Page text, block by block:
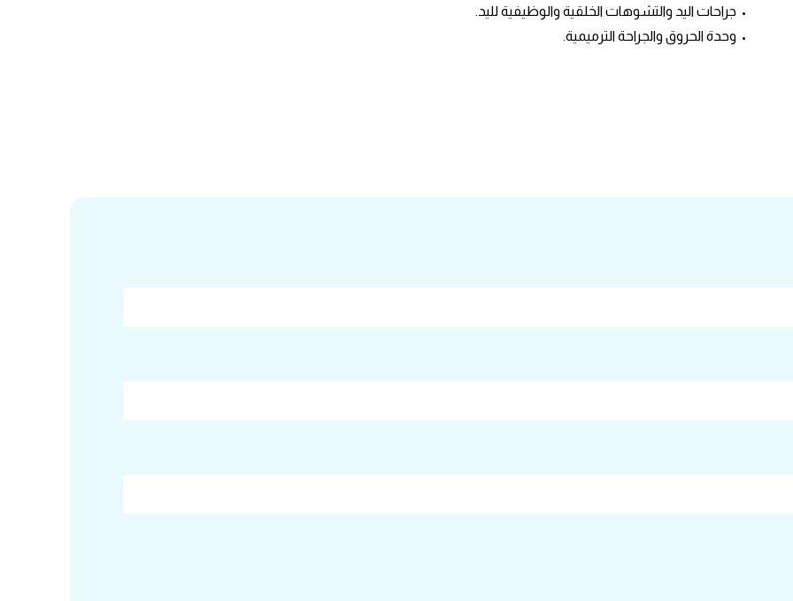
• جراحات اليد والتشوهات الخلقية والوظيفية لليد.
• وحدة الحروق والجراحة الترميمية.